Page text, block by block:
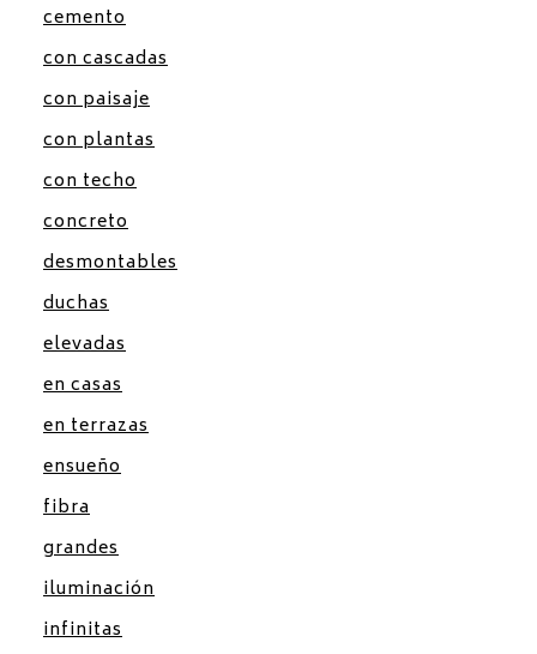
cemento
con cascadas
con paisaje
con plantas
con techo
concreto
desmontables
duchas
elevadas
en casas
en terrazas
ensueño
fibra
grandes
iluminación
infinitas